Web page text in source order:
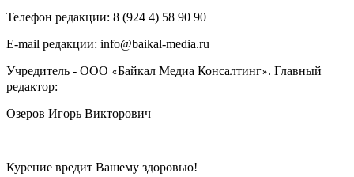
Телефон редакции: ‎‎8 (924 4) 58 90 90
E-mail редакции: info@baikal-media.ru
Учредитель - ООО «Байкал Медиа Консалтинг». Главный
редактор:
Озеров Игорь Викторович
Курение вредит Вашему здоровью!